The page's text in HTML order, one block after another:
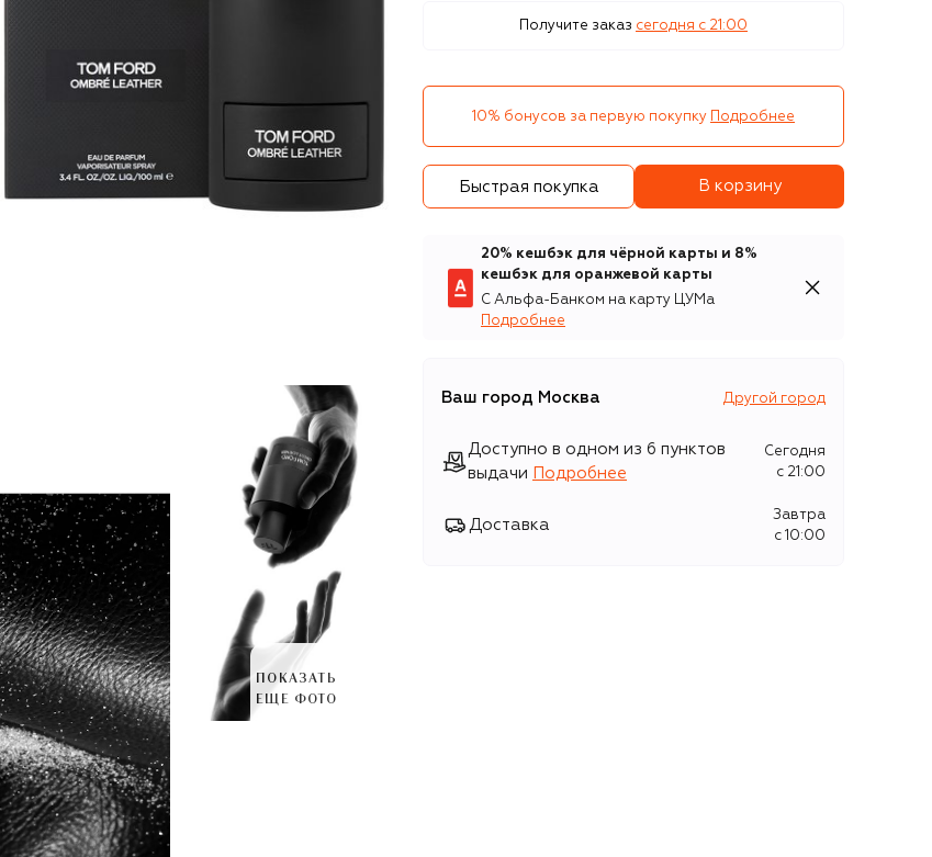
ПОКАЗАТЬ
ЕЩЕ ФОТО
Получите заказ сегодня c 21:00
10% бонусов за первую покупку Подробнее
Быстрая покупка В корзину
20% кешбэк для чёрной карты и 8%
кешбэк для оранжевой карты
С Альфа-Банком на карту ЦУМа
Подробнее
Ваш город Москва Другой город
Доступно в одном из 6 пунктов
выдачи
Подробнее
Сегодня
c 21:00
Доставка
Завтра
c 10:00